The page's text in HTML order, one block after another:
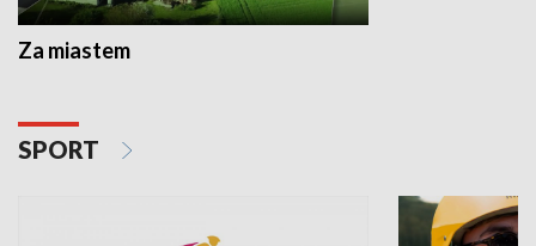
Za miastem
SPORT